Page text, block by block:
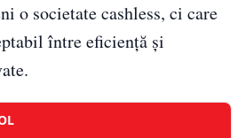
o societate cashless, ci care
între eficiență și